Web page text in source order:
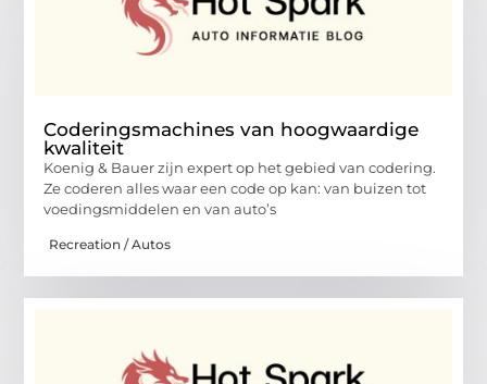
Coderingsmachines van hoogwaardige
kwaliteit
Koenig & Bauer zijn expert op het gebied van codering.
Ze coderen alles waar een code op kan: van buizen tot
voedingsmiddelen en van auto’s
Recreation / Autos